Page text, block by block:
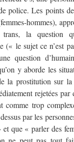
police. Les points
hommes),
trans, la question
(« le sujet ce n’est
question
y aborde les
la prostitution sur
rejetées par
comme trop
par les
que « parler des